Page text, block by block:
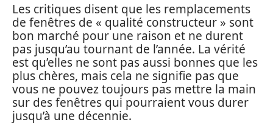
Les critiques disent que les remplacements
de fenêtres de « qualité constructeur » sont
bon marché pour une raison et ne durent
pas jusqu’au tournant de l’année. La vérité
est qu’elles ne sont pas aussi bonnes que les
plus chères, mais cela ne signifie pas que
vous ne pouvez toujours pas mettre la main
sur des fenêtres qui pourraient vous durer
jusqu’à une décennie.